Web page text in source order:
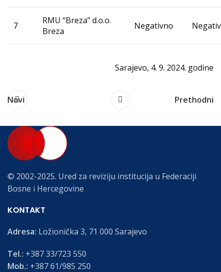
7
RMU “Breza” d.o.o.
Breza
Negativno
Sarajevo, 4. 9. 2024. godine
Novi Prethodni
© 2002-2025. Ured za reviziju institucija u Federaciji
Bosne i Hercegovine
KONTAKT
Adresa: Ložionička 3, 71 000 Sarajevo
Tel.: +387 33/723 550
Mob.: +387 61/985 250